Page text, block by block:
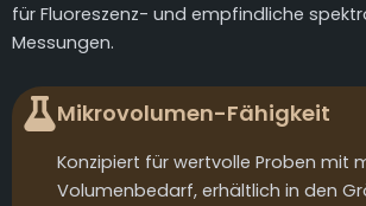
für Fluoreszenz- und empfindliche
Messungen.
Mikrovolumen-Fähigkeit
Konzipiert für wertvolle Proben mit
Volumenbedarf, erhältlich in den